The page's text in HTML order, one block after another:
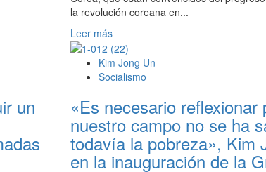
la revolución coreana en...
Leer másLeer
más
sobre
Comienza
9º
Congreso
del
Partido
del
un
Kim Jong Un
Socialismo
«Es necesario reflexionar
nuestro campo no se ha
todavía la pobreza», Kim
en la inauguración de la